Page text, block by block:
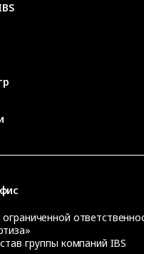
группы компаний IBS